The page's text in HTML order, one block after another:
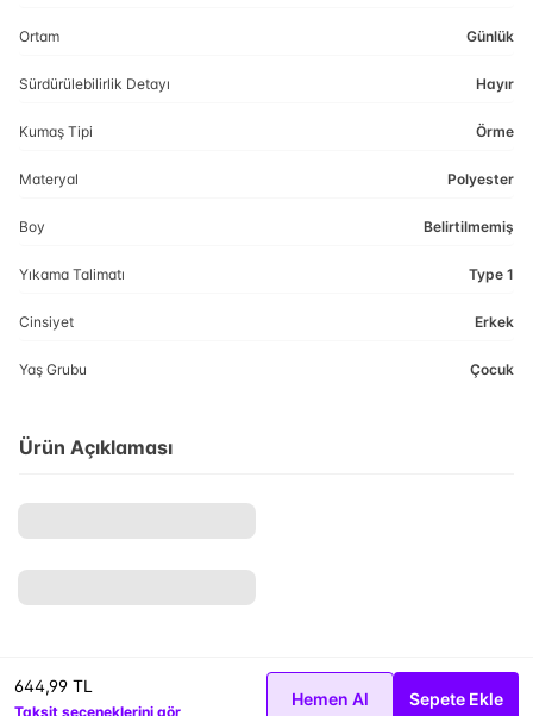
644,99 TL
Taksit seçeneklerini gör
Hemen Al Sepete Ekle
Ortam Günlük
Sürdürülebilirlik Detayı Hayır
Kumaş Tipi Örme
Materyal Polyester
Boy Belirtilmemiş
Yıkama Talimatı Type 1
Cinsiyet Erkek
Yaş Grubu Çocuk
Ürün Açıklaması